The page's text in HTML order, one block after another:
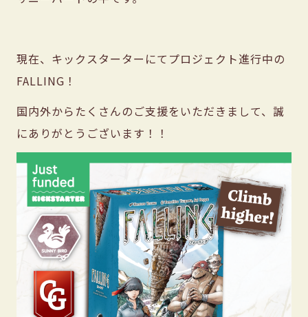
現在、キックスターターにてプロジェクト進行中の
FALLING！
国内外からたくさんのご支援をいただきまして、誠
にありがとうございます！！